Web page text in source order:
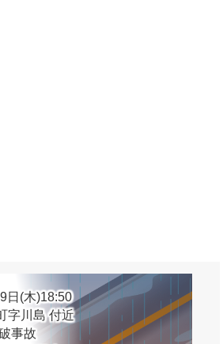
日(木)18:50
字川島 付近
事故